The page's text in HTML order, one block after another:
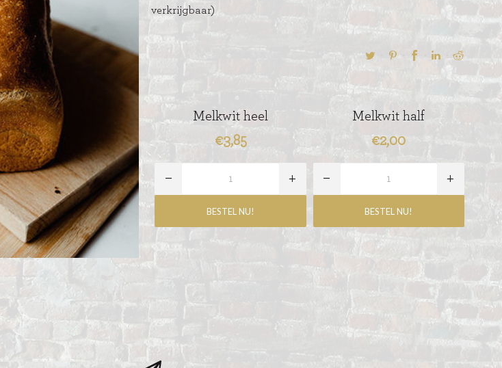
SLAGROOMTAARTEN
CRÈME AU BEURE
TAARTEN
MOKKA TAARTEN
MERENGUE TAARTEN
ROYAL TAARTEN
BAVAROISE TAARTEN
verkrijgbaar)
Melkwit heel
€3,85
Melkwit half
€2,00